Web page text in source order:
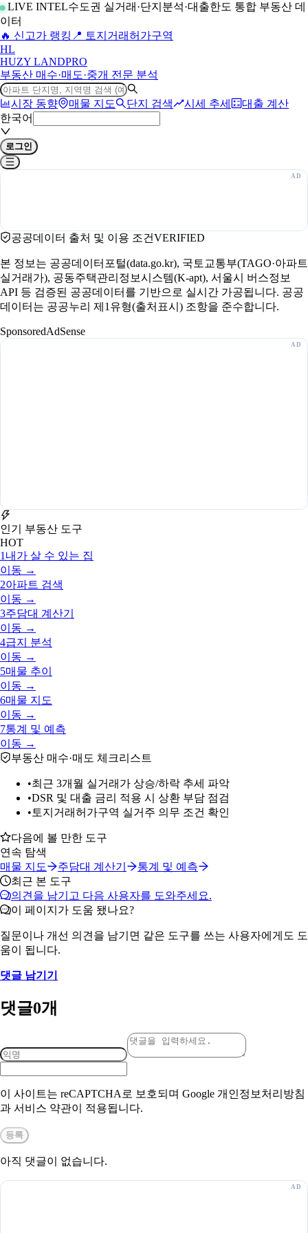
LIVE INTEL수도권 실거래·단지분석·대출한도 통합 부동산 데
이터
🔥 신고가 랭킹 📍 토지거래허가구역
HL
HUZY LANDPRO
부동산 매수·매도·중개 전문 분석
시장 동향 매물 지도 단지 검색 시세 추세
대출 계산
한국어
로그인
공공데이터 출처 및 이용 조건VERIFIED
본 정보는 공공데이터포털(data.go.kr), 국토교통부(TAGO·아파트
실거래가), 공동주택관리정보시스템(K-apt), 서울시 버스정보
API 등 검증된 공공데이터를 기반으로 실시간 가공됩니다. 공공
데이터는 공공누리 제1유형(출처표시) 조항을 준수합니다.
SponsoredAdSense
인기 부동산 도구
HOT
1 내가 살 수 있는 집
이동 →
2아파트 검색
이동 →
3주담대 계산기
이동 →
4급지 분석
이동 →
5매물 추이
이동 →
6매물 지도
이동 →
7통계 및 예측
이동 →
부동산 매수·매도 체크리스트
•최근 3개월 실거래가 상승/하락 추세 파악
•DSR 및 대출 금리 적용 시 상환 부담 점검
• 토지거래허가구역 실거주 의무 조건 확인
다음에 볼 만한 도구
연속 탐색
매물 지도
주담대 계산기
통계 및 예측
최근 본 도구
의견을 남기고 다음 사용자를 도와주세요.
이 페이지가 도움 됐나요?
질문이나 개선 의견을 남기면 같은 도구를 쓰는 사용자에게도 도
움이 됩니다.
댓글 남기기
댓글0개
이 사이트는 reCAPTCHA로 보호되며 Google 개인정보처리방침
과 서비스 약관이 적용됩니다.
등록
아직 댓글이 없습니다.